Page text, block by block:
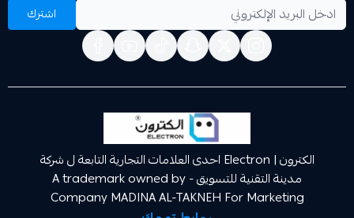
الكترون | Electron احدى العلامات التجارية التابعة ل شركة
مدينة التقنية للتسويق A trademark owned by -
Company MADINA AL-TAKNEH For